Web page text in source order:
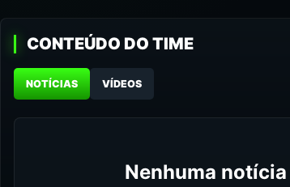
CONTEÚDO DO TIME
NOTÍCIAS VÍDEOS
Nenhuma